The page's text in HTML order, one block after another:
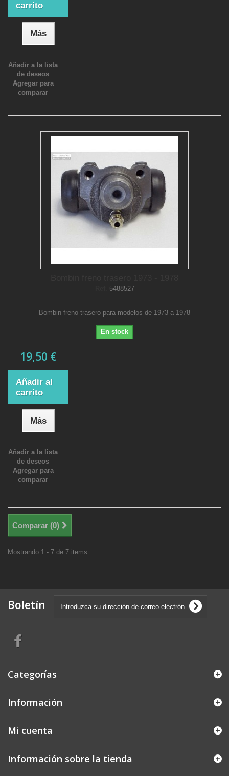
carrito
Más
Añadir a la lista
de deseos
Agregar para
comparar
5488527
Bombin freno trasero para modelos de 1973 a 1978
En stock
19,50 €
Añadir al
carrito
Más
Añadir a la lista
de deseos
Agregar para
comparar
Comparar (0)
Mostrando 1 - 7 de 7 items
Boletín
Categorías
Información
Mi cuenta
Información sobre la tienda